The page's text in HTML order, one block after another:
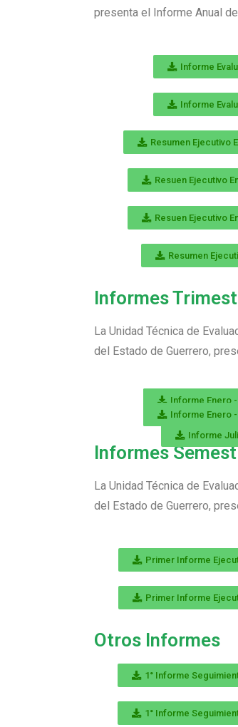
presenta el Informe Anual
Informe
Informe
Resumen Ejecutivo
Resuen Ejecutivo
Resuen Ejecutivo
Resumen
Informes
La Unidad Técnica de
del Estado de Guerrero,
Informe Enero
Informe Enero
Informe Enero
Informe Enero
Informe
Informes
La Unidad Técnica de
del Estado de Guerrero,
Primer Informe
Primer Informe
Otros Informes
1° Informe
1° Informe